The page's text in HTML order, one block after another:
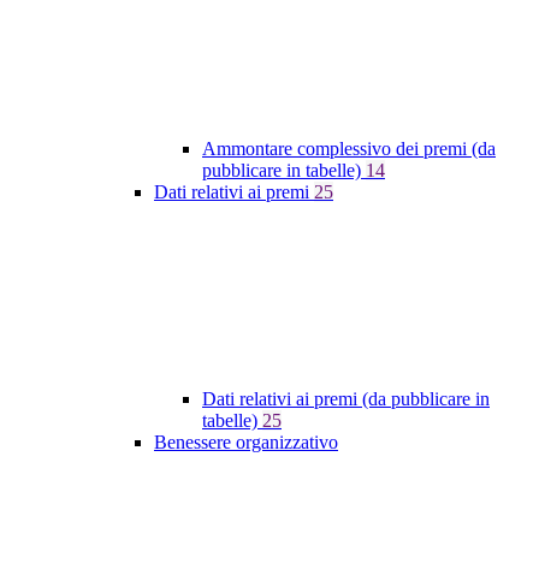
Ammontare complessivo dei premi (da
pubblicare in tabelle) 14
Dati relativi ai premi 25
Dati relativi ai premi (da pubblicare in
tabelle) 25
Benessere organizzativo